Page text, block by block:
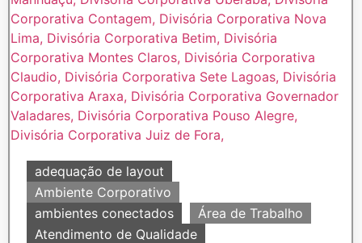
adequação de layout
Ambiente Corporativo
ambientes conectados
Área de Trabalho
Atendimento de Qualidade